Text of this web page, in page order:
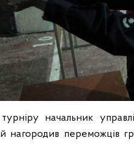
начальник
нагородив переможців